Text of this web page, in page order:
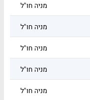
מניה חו"ל
מניה חו"ל
מניה חו"ל
מניה חו"ל
מניה חו"ל